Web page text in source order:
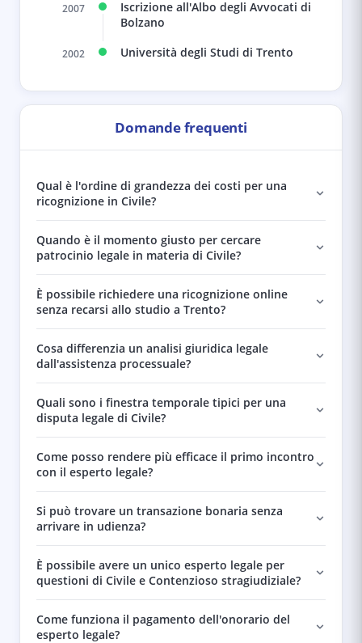
2007
Iscrizione all'Albo degli Avvocati di
Bolzano
2002 Università degli Studi di Trento
Domande frequenti
Qual è l'ordine di grandezza dei costi per una
ricognizione in Civile?
Quando è il momento giusto per cercare
patrocinio legale in materia di Civile?
È possibile richiedere una ricognizione online
senza recarsi allo studio a Trento?
Cosa differenzia un analisi giuridica legale
dall'assistenza processuale?
Quali sono i finestra temporale tipici per una
disputa legale di Civile?
Come posso rendere più efficace il primo incontro
con il esperto legale?
Si può trovare un transazione bonaria senza
arrivare in udienza?
È possibile avere un unico esperto legale per
questioni di Civile e Contenzioso stragiudiziale?
Come funziona il pagamento dell'onorario del
esperto legale?